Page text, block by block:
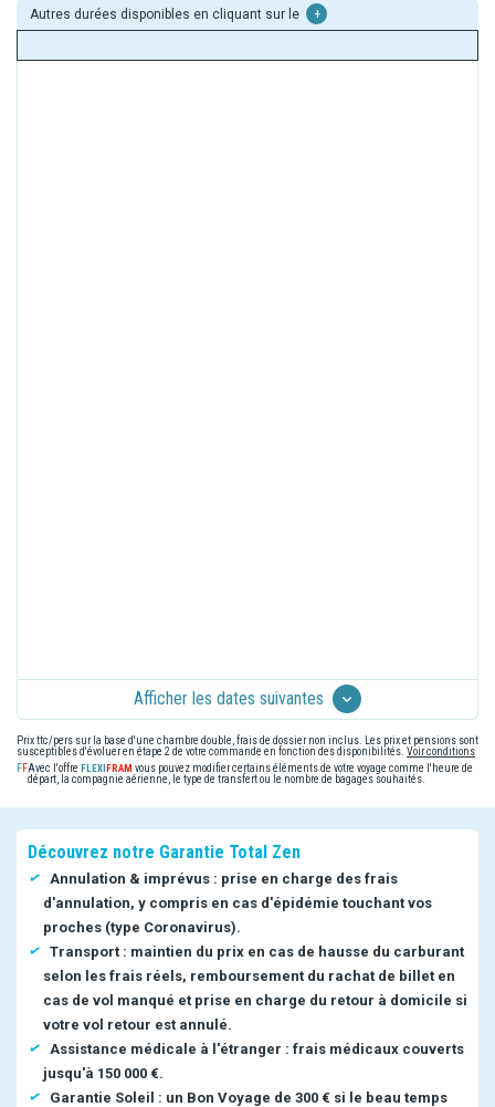
Autres durées disponibles en cliquant sur le +
Afficher les dates suivantes
Prix ttc/pers sur la base d'une chambre double, frais de dossier non inclus. Les prix et pensions sont
susceptibles d'évoluer en étape 2 de votre commande en fonction des disponibilités. Voir conditions
Avec l'offre
vous pouvez modifier certains éléments de votre voyage comme l'heure de
départ, la compagnie aérienne, le type de transfert ou le nombre de bagages souhaités.
Découvrez notre Garantie Total Zen
Annulation & imprévus : prise en charge des frais
d'annulation, y compris en cas d'épidémie touchant vos
proches (type Coronavirus).
Transport : maintien du prix en cas de hausse du carburant
selon les frais réels, remboursement du rachat de billet en
cas de vol manqué et prise en charge du retour à domicile si
votre vol retour est annulé.
Assistance médicale à l'étranger : frais médicaux couverts
jusqu'à 150 000 €.
Garantie Soleil : un Bon Voyage de 300 € si le beau temps